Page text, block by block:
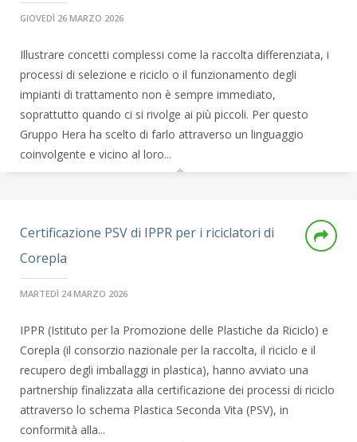
GIOVEDÌ 26 MARZO 2026
Illustrare concetti complessi come la raccolta differenziata, i
processi di selezione e riciclo o il funzionamento degli
impianti di trattamento non è sempre immediato,
soprattutto quando ci si rivolge ai più piccoli. Per questo
Gruppo Hera ha scelto di farlo attraverso un linguaggio
coinvolgente e vicino al loro...
Certificazione PSV di IPPR per i riciclatori di
Corepla
MARTEDÌ 24 MARZO 2026
IPPR (Istituto per la Promozione delle Plastiche da Riciclo) e
Corepla (il consorzio nazionale per la raccolta, il riciclo e il
recupero degli imballaggi in plastica), hanno avviato una
partnership finalizzata alla certificazione dei processi di riciclo
attraverso lo schema Plastica Seconda Vita (PSV), in
conformità alla...